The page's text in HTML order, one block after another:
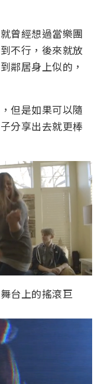
曾經想過當樂團
不行，後來就放
鄰居身上似的，
但是如果可以隨
分享出去就更棒
台上的搖滾巨